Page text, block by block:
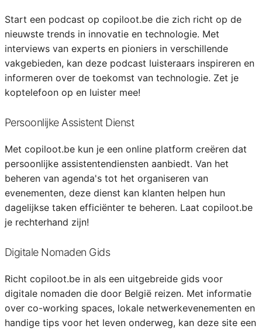
Start een podcast op copiloot.be die zich richt op de
nieuwste trends in innovatie en technologie. Met
interviews van experts en pioniers in verschillende
vakgebieden, kan deze podcast luisteraars inspireren en
informeren over de toekomst van technologie. Zet je
koptelefoon op en luister mee!
Persoonlijke Assistent Dienst
Met copiloot.be kun je een online platform creëren dat
persoonlijke assistentendiensten aanbiedt. Van het
beheren van agenda's tot het organiseren van
evenementen, deze dienst kan klanten helpen hun
dagelijkse taken efficiënter te beheren. Laat copiloot.be
je rechterhand zijn!
Digitale Nomaden Gids
Richt copiloot.be in als een uitgebreide gids voor
digitale nomaden die door België reizen. Met informatie
over co-working spaces, lokale netwerkevenementen en
handige tips voor het leven onderweg, kan deze site een